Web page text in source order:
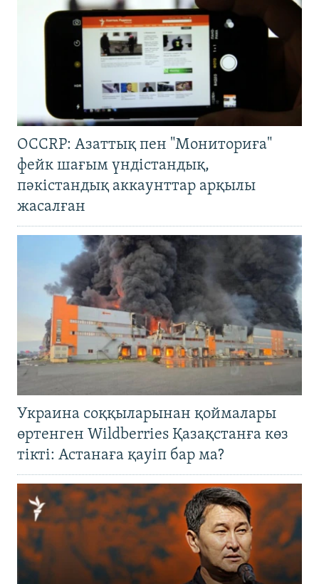
OCCRP: Азаттық пен "Мониториға"
фейк шағым үндістандық,
пәкістандық аккаунттар арқылы
жасалған
Украина соққыларынан қоймалары
өртенген Wildberries Қазақстанға көз
тікті: Астанаға қауіп бар ма?